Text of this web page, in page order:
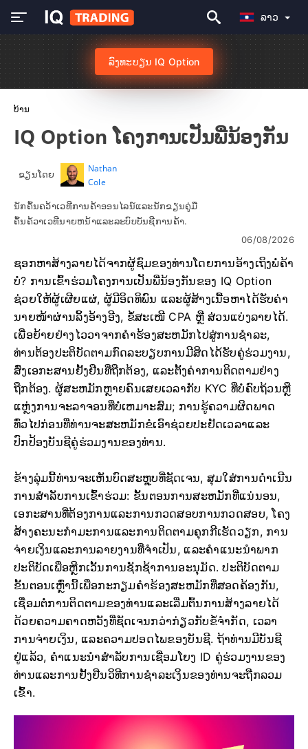
ລາວ
ລົງທະບຽນ IQ Option
ບ້ານ
IQ Option ໂຄງການເປັນພີ່ນ້ອງກັນ
ຂຽນໂດຍ
Nathan
Cole
ນັກຄົ້ນຄວ້າເວທີການຄ້າອອນໄລນ໌ແລະນັກຂຽນຄູ່ມື
ຄົ້ນຄ້ວາເວທີນາຍຫນ້າແລະລະບົບບັນຊີການຄ້າ.
06/08/2026
ຊອກຫາສ້າງລາຍໄດ້ຈາກຜູ້ຊົມຂອງທ່ານໂດຍການອ້າງເຖິງພໍ່ຄ້າ
ບໍ? ການເຂົ້າຮ່ວມໂຄງການເປັນພີ່ນ້ອງກັນຂອງ IQ Option
ຊ່ວຍໃຫ້ຜູ້ເຜີຍແຜ່, ຜູ້ມີອິດທິພົນ ແລະຜູ້ສ້າງເນື້ອຫາໄດ້ຮັບຄ່າ
ນາຍໜ້າຜ່ານລິ້ງອ້າງອີງ, ຂໍ້ສະເໜີ CPA ຫຼື ສ່ວນແບ່ງລາຍໄດ້.
ເພື່ອຍ້າຍຢ່າງໄວວາຈາກຄໍາຮ້ອງສະຫມັກໄປສູ່ການຊໍາລະ,
ທ່ານຕ້ອງປະຕິບັດຕາມກົດລະບຽບການມີສິດໄດ້ຮັບຄູ່ຮ່ວມງານ,
ສົ່ງເອກະສານຢັ້ງຢືນທີ່ຖືກຕ້ອງ, ແລະຕັ້ງຄ່າການຕິດຕາມຢ່າງ
ຖືກຕ້ອງ. ຜູ້ສະຫມັກຫຼາຍຄົນເສຍເວລາກັບ KYC ທີ່ບໍ່ຄົບຖ້ວນຫຼື
ແຫຼ່ງການຈະລາຈອນທີ່ບໍ່ເຫມາະສົມ; ການຮູ້ຄວາມຜິດພາດ
ທົ່ວໄປກ່ອນທີ່ທ່ານຈະສະຫມັກຂໍເອົາຊ່ວຍປະຢັດເວລາແລະ
ປົກປ້ອງບັນຊີຄູ່ຮ່ວມງານຂອງທ່ານ.
ຂ້າງລຸ່ມນີ້ທ່ານຈະເຫັນບົດສະຫຼຸບທີ່ຊັດເຈນ, ສຸມໃສ່ການດໍາເນີນ
ການສໍາລັບການເຂົ້າຮ່ວມ: ຂັ້ນຕອນການສະຫມັກທີ່ແນ່ນອນ,
ເອກະສານທີ່ຕ້ອງການແລະການກວດສອບການກວດສອບ, ໂຄງ
ສ້າງຄະນະກໍາມະການແລະການຕິດຕາມຄຸກກີເຮັດວຽກ, ການ
ຈ່າຍເງິນແລະການລາຍງານທີ່ຈໍາເປັນ, ແລະຄໍາແນະນໍາພາກ
ປະຕິບັດເພື່ອຫຼີກເວັ້ນການຊັກຊ້າການອະນຸມັດ. ປະຕິບັດຕາມ
ຂັ້ນຕອນເຫຼົ່ານີ້ເພື່ອກະກຽມຄໍາຮ້ອງສະຫມັກທີ່ສອດຄ້ອງກັນ,
ເຊື່ອມຕໍ່ການຕິດຕາມຂອງທ່ານແລະເລີ່ມຕົ້ນການສ້າງລາຍໄດ້
ດ້ວຍຄວາມຄາດຫວັງທີ່ຊັດເຈນກວ່າກ່ຽວກັບຂໍ້ຈໍາກັດ, ເວລາ
ການຈ່າຍເງິນ, ແລະຄວາມປອດໄພຂອງບັນຊີ. ຖ້າທ່ານມີບັນຊີ
ຢູ່ແລ້ວ, ຄໍາແນະນໍາສໍາລັບການເຊື່ອມໂຍງ ID ຄູ່ຮ່ວມງານຂອງ
ທ່ານແລະການຢັ້ງຢືນວິທີການຊໍາລະເງິນຂອງທ່ານຈະຖືກລວມ
ເຂົ້າ.